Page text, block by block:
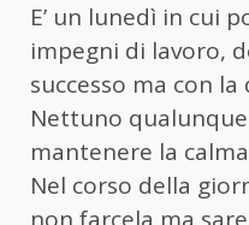
E’ un lunedì in cui
impegni di lavoro,
successo ma con
Nettuno
mantenere la
Nel corso della